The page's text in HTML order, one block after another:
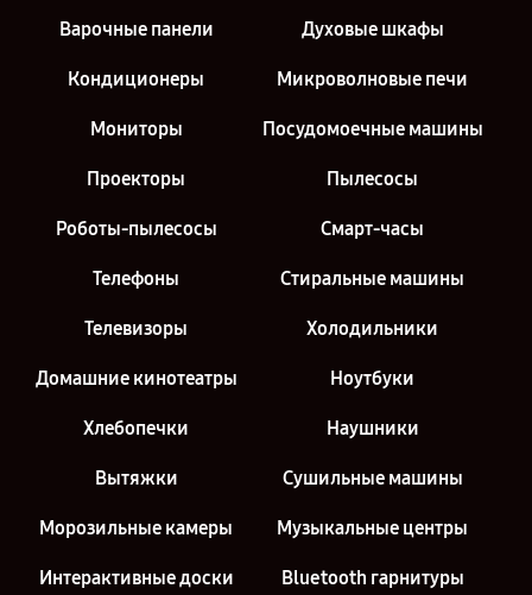
Варочные панели Духовые шкафы
Кондиционеры Микроволновые печи
Мониторы Посудомоечные машины
Проекторы Пылесосы
Роботы-пылесосы Смарт-часы
Телефоны Стиральные машины
Телевизоры Холодильники
Домашние кинотеатры Ноутбуки
Хлебопечки Наушники
Вытяжки Сушильные машины
Морозильные камеры Музыкальные центры
Интерактивные доски Bluetooth гарнитуры